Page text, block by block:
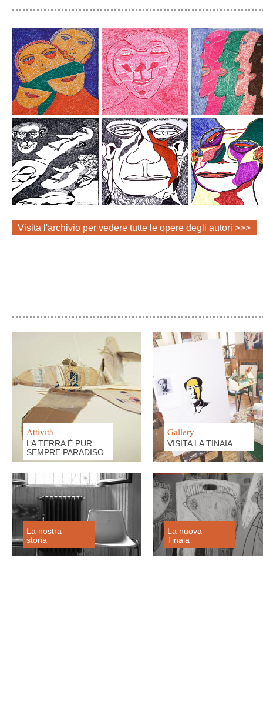
Visita l'archivio per vedere tutte le opere degli autori >>>
Attività
LA TERRA È PUR
SEMPRE PARADISO
Gallery
VISITA LA TINAIA
La nostra
storia
La nuova
Tinaia